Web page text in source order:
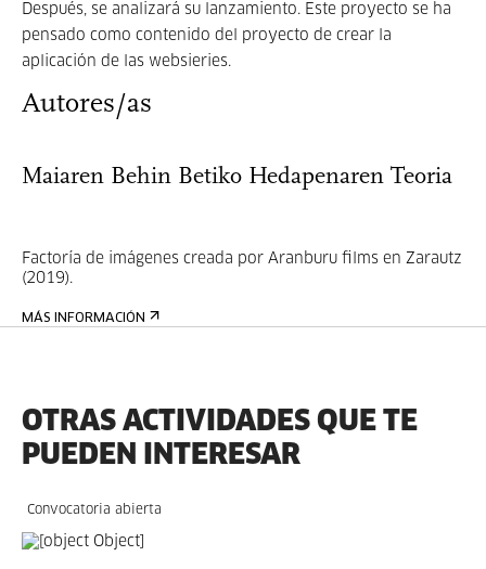
Después, se analizará su lanzamiento. Este proyecto se ha
pensado como contenido del proyecto de crear la
aplicación de las websieries.
Autores/as
Maiaren Behin Betiko Hedapenaren Teoria
Factoría de imágenes creada por Aranburu films en Zarautz
(2019).
MÁS INFORMACIÓN
OTRAS ACTIVIDADES QUE TE
PUEDEN INTERESAR
Convocatoria abierta